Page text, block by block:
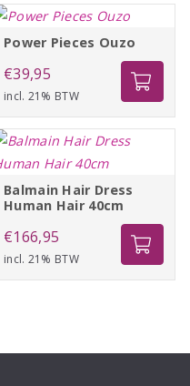
Power Pieces Ouzo
€39,95
incl. 21% BTW
Balmain Hair Dress
Human Hair 40cm
€166,95
incl. 21% BTW